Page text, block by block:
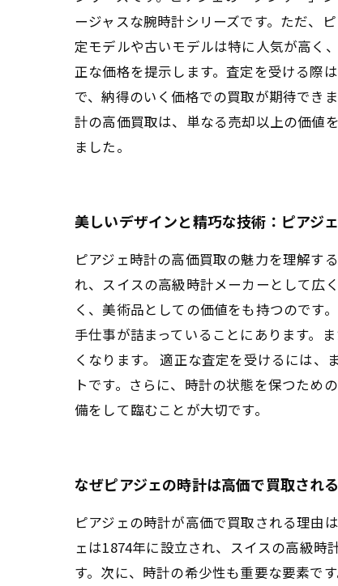
ージャスな腕時計シリーズです。ただ、
定モデルや古いモデルは特に人気が高く
正な価格を提示します。査定を受ける際
で、納得のいく価格での買取が期待でき
計の高価買取は、単なる売却以上の価値
ました。
美しいデザインと精巧な技術：ピアジ
ピアジェ時計の高価買取の魅力を理解す
れ、スイスの高級時計メーカーとして広
く、美術品としての価値をも持つのです
手仕事が詰まっていることにあります。
くなります。 適正な査定を受けるには
トです。さらに、時計の状態を保つため
備をして臨むことが大切です。
なぜピアジェの時計は高価で買取され
ピアジェの時計が高価で買取される理由
ェは1874年に設立され、スイスの高級
す。次に、時計の希少性も重要な要素で